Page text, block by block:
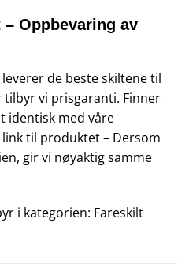
Oppbevaring av
de beste skiltene til
vi prisgaranti. Finner
identisk med våre
til produktet – Dersom
gir vi nøyaktig samme
i kategorien: Fareskilt